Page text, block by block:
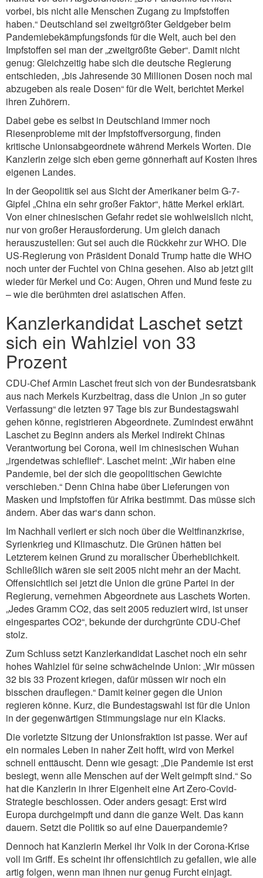
vorbei, bis nicht alle Menschen Zugang zu Impfstoffen
haben.“ Deutschland sei zweitgrößter Geldgeber beim
Pandemiebekämpfungsfonds für die Welt, auch bei den
Impfstoffen sei man der „zweitgrößte Geber“. Damit nicht
genug: Gleichzeitig habe sich die deutsche Regierung
entschieden, „bis Jahresende 30 Millionen Dosen noch mal
abzugeben als reale Dosen“ für die Welt, berichtet Merkel
ihren Zuhörern.
Dabei gebe es selbst in Deutschland immer noch
Riesenprobleme mit der Impfstoffversorgung, finden
kritische Unionsabgeordnete während Merkels Worten. Die
Kanzlerin zeige sich eben gerne gönnerhaft auf Kosten ihres
eigenen Landes.
In der Geopolitik sei aus Sicht der Amerikaner beim G-7-
Gipfel „China ein sehr großer Faktor“, hätte Merkel erklärt.
Von einer chinesischen Gefahr redet sie wohlweislich nicht,
nur von großer Herausforderung. Um gleich danach
herauszustellen: Gut sei auch die Rückkehr zur WHO. Die
US-Regierung von Präsident Donald Trump hatte die WHO
noch unter der Fuchtel von China gesehen. Also ab jetzt gilt
wieder für Merkel und Co: Augen, Ohren und Mund feste zu
– wie die berühmten drei asiatischen Affen.
Kanzlerkandidat Laschet setzt
sich ein Wahlziel von 33
Prozent
CDU-Chef Armin Laschet freut sich von der Bundesratsbank
aus nach Merkels Kurzbeitrag, dass die Union „in so guter
Verfassung“ die letzten 97 Tage bis zur Bundestagswahl
gehen könne, registrieren Abgeordnete. Zumindest erwähnt
Laschet zu Beginn anders als Merkel indirekt Chinas
Verantwortung bei Corona, weil im chinesischen Wuhan
„irgendetwas schieflief“. Laschet meint: „Wir haben eine
Pandemie, bei der sich die geopolitischen Gewichte
verschieben.“ Denn China habe über Lieferungen von
Masken und Impfstoffen für Afrika bestimmt. Das müsse sich
ändern. Aber das war‘s dann schon.
Im Nachhall verliert er sich noch über die Weltfinanzkrise,
Syrienkrieg und Klimaschutz. Die Grünen hätten bei
Letzterem keinen Grund zu moralischer Überheblichkeit.
Schließlich wären sie seit 2005 nicht mehr an der Macht.
Offensichtlich sei jetzt die Union die grüne Partei in der
Regierung, vernehmen Abgeordnete aus Laschets Worten.
„Jedes Gramm CO2, das seit 2005 reduziert wird, ist unser
eingespartes CO2“, bekunde der durchgrünte CDU-Chef
stolz.
Zum Schluss setzt Kanzlerkandidat Laschet noch ein sehr
hohes Wahlziel für seine schwächelnde Union: „Wir müssen
32 bis 33 Prozent kriegen, dafür müssen wir noch ein
bisschen drauflegen.“ Damit keiner gegen die Union
regieren könne. Kurz, die Bundestagswahl ist für die Union
in der gegenwärtigen Stimmungslage nur ein Klacks.
Die vorletzte Sitzung der Unionsfraktion ist passe. Wer auf
ein normales Leben in naher Zeit hofft, wird von Merkel
schnell enttäuscht. Denn wie gesagt: „Die Pandemie ist erst
besiegt, wenn alle Menschen auf der Welt geimpft sind.“ So
hat die Kanzlerin in ihrer Eigenheit eine Art Zero-Covid-
Strategie beschlossen. Oder anders gesagt: Erst wird
Europa durchgeimpft und dann die ganze Welt. Das kann
dauern. Setzt die Politik so auf eine Dauerpandemie?
Dennoch hat Kanzlerin Merkel ihr Volk in der Corona-Krise
voll im Griff. Es scheint ihr offensichtlich zu gefallen, wie alle
artig folgen, wenn man ihnen nur genug Furcht einjagt.